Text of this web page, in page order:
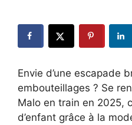
Envie d’une escapade
embouteillages ? Se
Malo en train en 2025,
d’enfant grâce à la